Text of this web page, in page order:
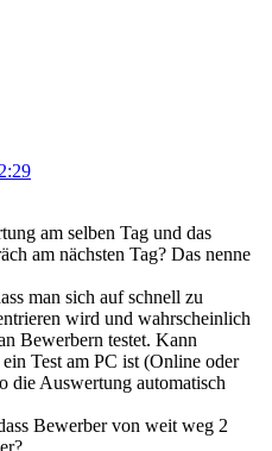
am selben Tag und das
am nächsten Tag? Das nenne
man sich auf schnell zu
wird und wahrscheinlich
Bewerbern testet. Kann
Test am PC ist (Online oder
Auswertung automatisch
Bewerber von weit weg 2